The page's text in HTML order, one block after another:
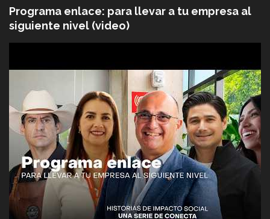
Programa enlace: para llevar a tu empresa al
siguiente nivel (video)